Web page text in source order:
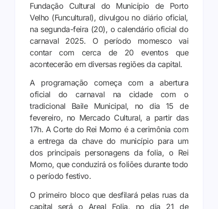
Fundação Cultural do Município de Porto
Velho (Funcultural), divulgou no diário oficial,
na segunda-feira (20), o calendário oficial do
carnaval 2025. O período momesco vai
contar com cerca de 20 eventos que
acontecerão em diversas regiões da capital.
A programação começa com a abertura
oficial do carnaval na cidade com o
tradicional Baile Municipal, no dia 15 de
fevereiro, no Mercado Cultural, a partir das
17h. A Corte do Rei Momo é a cerimônia com
a entrega da chave do município para um
dos principais personagens da folia, o Rei
Momo, que conduzirá os foliões durante todo
o período festivo.
O primeiro bloco que desfilará pelas ruas da
capital será o Areal Folia, no dia 21 de